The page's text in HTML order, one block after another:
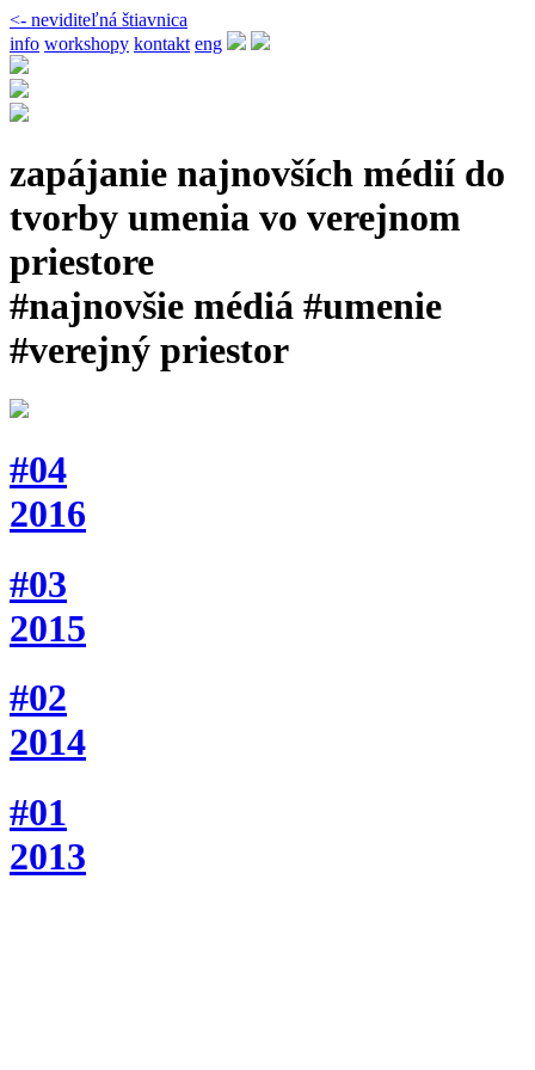
<- neviditeľná štiavnica
info workshopy kontakt eng
zapájanie najnovších médií do
tvorby umenia vo verejnom
priestore
#najnovšie médiá #umenie
#verejný priestor
#04
2016
#03
2015
#02
2014
#01
2013